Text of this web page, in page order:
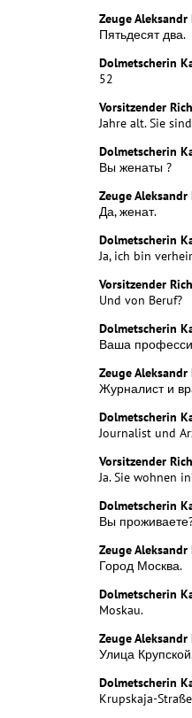
Zeuge Aleksandr
Пятьдесят два.
Dolmetscherin
52
Vorsitzender
Jahre alt. Sie
Dolmetscherin
Вы женаты ?
Zeuge Aleksandr
Да, женат.
Dolmetscherin
Ja, ich bin
Vorsitzender
Und von Beruf?
Dolmetscherin
Ваша
Zeuge Aleksandr
Журналист и
Dolmetscherin
Journalist und
Vorsitzender
Ja. Sie wohnen
Dolmetscherin
Вы
Zeuge Aleksandr
Город Москва.
Dolmetscherin
Moskau.
Zeuge Aleksandr
Улица
Dolmetscherin
Krupskaja-